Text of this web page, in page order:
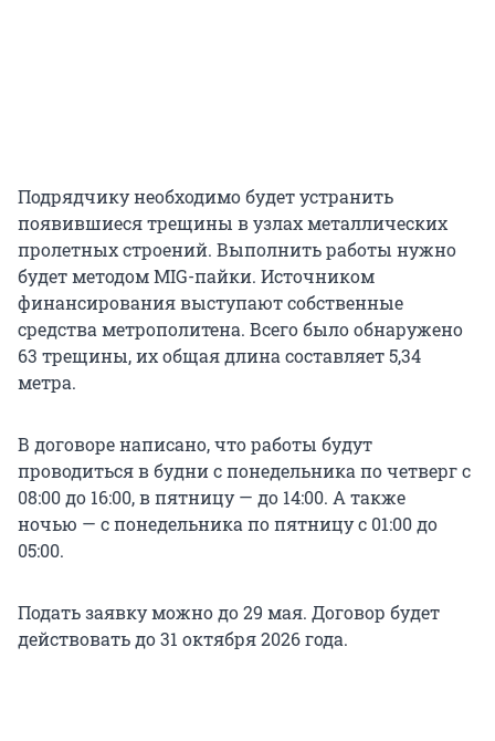
Подрядчику необходимо будет устранить
появившиеся трещины в узлах металлических
пролетных строений. Выполнить работы нужно
будет методом MIG-пайки. Источником
финансирования выступают собственные
средства метрополитена. Всего было обнаружено
63 трещины, их общая длина составляет 5,34
метра.
В договоре написано, что работы будут
проводиться в будни с понедельника по четверг с
08:00 до 16:00, в пятницу — до 14:00. А также
ночью — с понедельника по пятницу с 01:00 до
05:00.
Подать заявку можно до 29 мая. Договор будет
действовать до 31 октября 2026 года.